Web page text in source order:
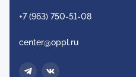
+7 (963) 750-51-08
center@oppl.ru